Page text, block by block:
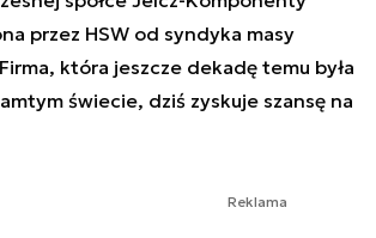
przez HSW od syndyka masy
która jeszcze dekadę temu była
świecie, dziś zyskuje szansę na
Reklama